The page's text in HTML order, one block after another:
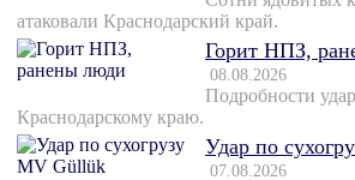
атаковали Краснодарский край.
Горит НПЗ,
08.08.2026
Подробности
Краснодарскому краю.
Удар по
07.08.2026